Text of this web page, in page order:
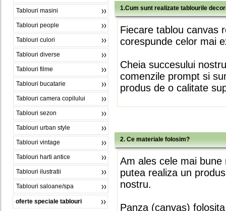
Tablouri masini
Tablouri people
Tablouri culori
Tablouri diverse
Tablouri filme
Tablouri bucatarie
Tablouri camera copilului
Tablouri sezon
Tablouri urban style
Tablouri vintage
Tablouri harti antice
Tablouri ilustratii
Tablouri saloane/spa
oferte speciale tablouri
1.Cum sunt realizate tablourile
Fiecare tablou canvas
corespunde celor mai
Cheia succesului
comenzile prompt si
produs de o calitate
2. Ce materiale folosim?
Am ales cele mai
putea realiza un
nostru.
Panza (canvas)